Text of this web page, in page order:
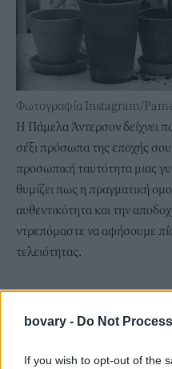
bovary - Do Not
If you wish to opt-out of the
Φωτογραφία Instagram/
Η Πάμελα Άντερσον δείχνει
σέξι πρόσωπα της εποχής σου
προσωπική ταυτότητα μιας
θυμίζει πως η πραγματική
αυθεντικότητα και την
ντρεπόμαστε να αφήσουμε
τελειότητας.